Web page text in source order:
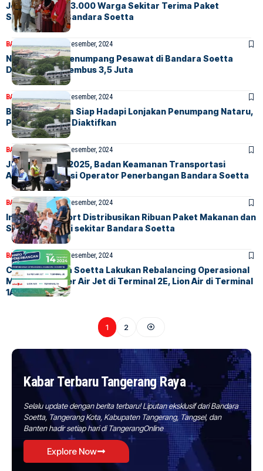
Jelang Nataru, 3.000 Warga Sekitar Terima Paket
Sembako dari Bandara Soetta
BANDARABERITA 18 Desember, 2024
Nataru 2025, Penumpang Pesawat di Bandara Soetta
Diperkirakan Tembus 3,5 Juta
BANDARABERITA 17 Desember, 2024
Bandara Soetta Siap Hadapi Lonjakan Penumpang Nataru,
Posko Terpadu Diaktifkan
BANDARABERITA 13 Desember, 2024
Jelang Nataru 2025, Badan Keamanan Transportasi
Amerika Inspeksi Operator Penerbangan Bandara Soetta
BANDARABERITA12 Desember, 2024
InJourney Airport Distribusikan Ribuan Paket Makanan dan
Susu Formula di sekitar Bandara Soetta
BANDARABERITA11 Desember, 2024
Catat! Bandara Soetta Lakukan Rebalancing Operasional
Maskapai: Super Air Jet di Terminal 2E, Lion Air di Terminal
1A
1 2
Kabar Terbaru Tangerang Raya
Selalu update dengan berita terbaru! Liputan eksklusif dari Bandara
Soetta, Tangerang Kota, Kabupaten Tangerang, Tangsel, dan
Banten hadir setiap hari di TangerangOnline
Explore Now